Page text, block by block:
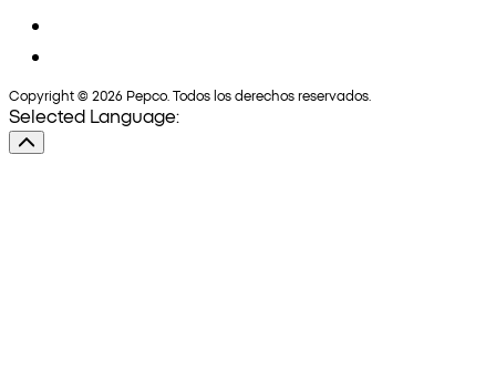
Copyright © 2026 Pepco. Todos los derechos reservados.
Selected Language: